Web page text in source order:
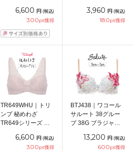
65/70/75/80/85cm
6,600 円 (税込)
300pt獲得
プ ブラセット くっ
きり谷間メイク
3,960 円 (税込)
180pt獲得
TR649WHU｜トリ
ンプ 秘めわざ
TR649シリーズ ブ
ABCDEFカップ ア
6,600 円 (税込)
300pt獲得
BTJ438｜ワコール
サルート 38グルー
プ 38G ブラジャー
BCDEFGHIカップ
13,200 円 (税込)
600pt獲得